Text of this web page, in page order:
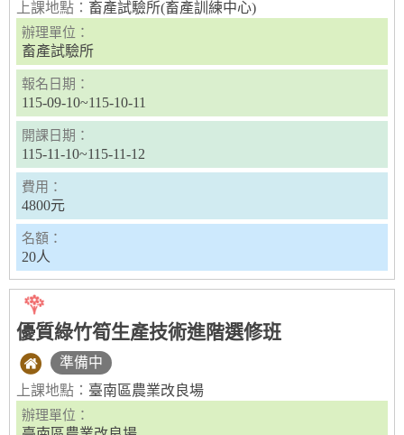
上課地點： 畜產試驗所(畜產訓練中心)
辦理單位：
畜產試驗所
報名日期：
115-09-10~115-10-11
開課日期：
115-11-10~115-11-12
費用：
4800元
名額：
20人
優質綠竹筍生產技術進階選修班
準備中
上課地點： 臺南區農業改良場
辦理單位：